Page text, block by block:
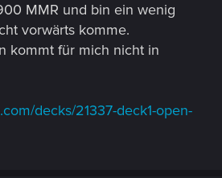
MMR und bin ein wenig
vorwärts komme.
kommt für mich nicht in
decks/21337-deck1-open-